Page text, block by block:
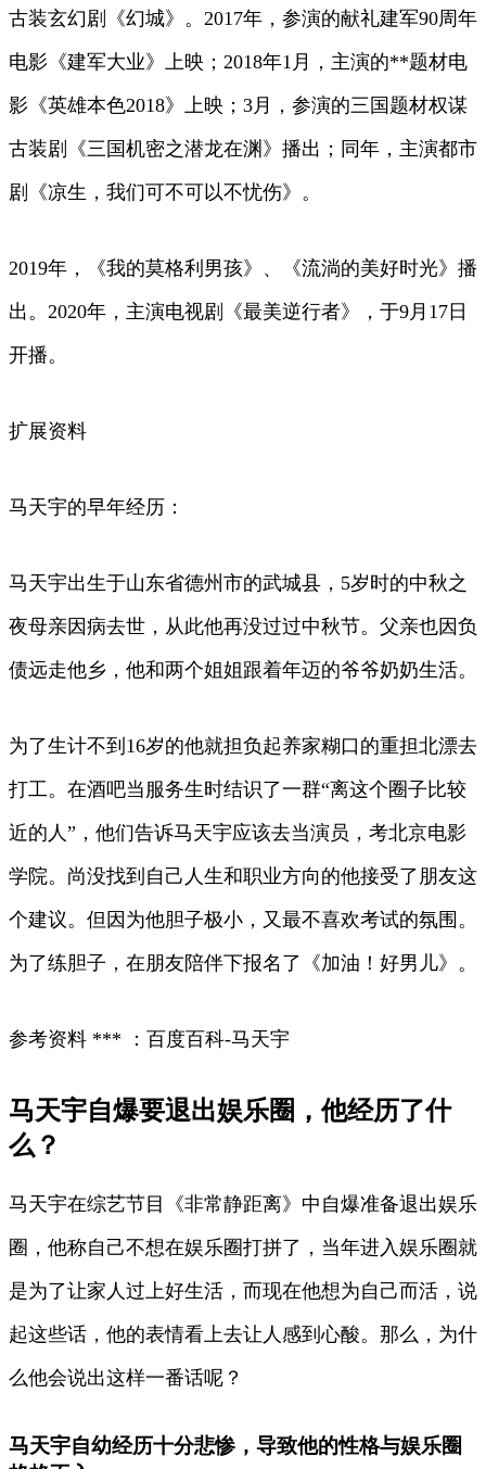
古装玄幻剧《幻城》。2017年，参演的献礼建军90周年
电影《建军大业》上映；2018年1月，主演的**题材电
影《英雄本色2018》上映；3月，参演的三国题材权谋
古装剧《三国机密之潜龙在渊》播出；同年，主演都市
剧《凉生，我们可不可以不忧伤》。
2019年，《我的莫格利男孩》、《流淌的美好时光》播
出。2020年，主演电视剧《最美逆行者》，于9月17日
开播。
扩展资料
马天宇的早年经历：
马天宇出生于山东省德州市的武城县，5岁时的中秋之
夜母亲因病去世，从此他再没过过中秋节。父亲也因负
债远走他乡，他和两个姐姐跟着年迈的爷爷奶奶生活。
为了生计不到16岁的他就担负起养家糊口的重担北漂去
打工。在酒吧当服务生时结识了一群“离这个圈子比较
近的人”，他们告诉马天宇应该去当演员，考北京电影
学院。尚没找到自己人生和职业方向的他接受了朋友这
个建议。但因为他胆子极小，又最不喜欢考试的氛围。
为了练胆子，在朋友陪伴下报名了《加油！好男儿》。
参考资料 *** ：百度百科-马天宇
马天宇自爆要退出娱乐圈，他经历了什
么？
马天宇在综艺节目《非常静距离》中自爆准备退出娱乐
圈，他称自己不想在娱乐圈打拼了，当年进入娱乐圈就
是为了让家人过上好生活，而现在他想为自己而活，说
起这些话，他的表情看上去让人感到心酸。那么，为什
么他会说出这样一番话呢？
马天宇自幼经历十分悲惨，导致他的性格与娱乐圈